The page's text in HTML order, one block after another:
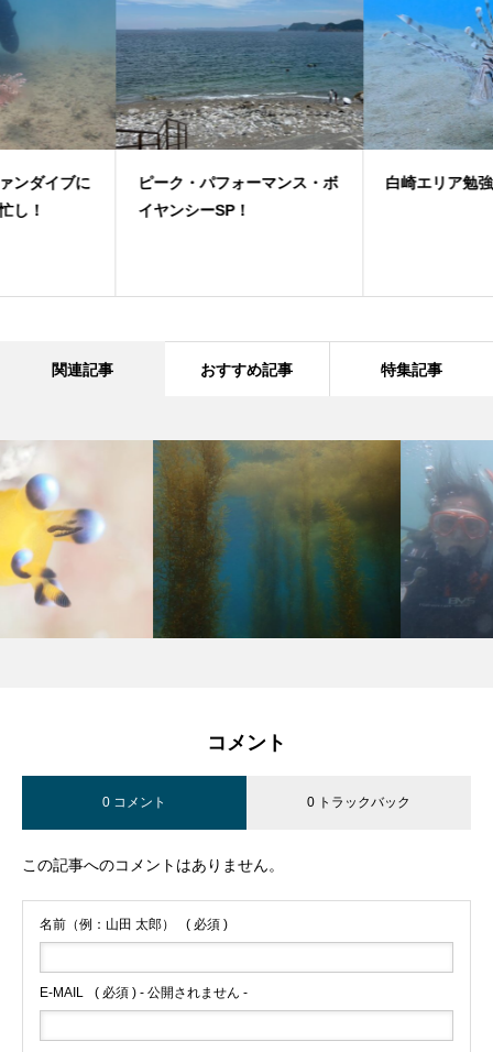
ピーク・パフォーマンス・ボ
イヤンシーSP！
白崎エリア勉強会ダイブ！
関連記事 おすすめ記事 特集記事
コメント
0 コメント 0 トラックバック
この記事へのコメントはありません。
名前（例：山田 太郎） ( 必須 )
E-MAIL ( 必須 ) - 公開されません -